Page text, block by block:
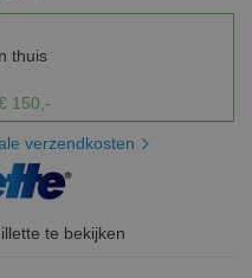
thuis
150,-
verzendkosten
te bekijken